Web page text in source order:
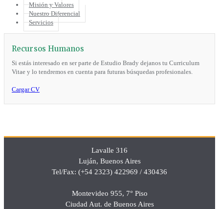
Misión y Valores
Nuestro Diferencial
Servicios
Recursos Humanos
Si estás interesado en ser parte de Estudio Brady dejanos tu Curriculum
Vitae y lo tendremos en cuenta para futuras búsquedas profesionales.
Cargar CV
Lavalle 316
Luján, Buenos Aires
Tel/Fax: (+54 2323) 422969 / 430436
Montevideo 955, 7° Piso
Ciudad Aut. de Buenos Aires